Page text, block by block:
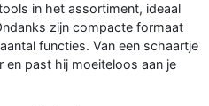
in het assortiment, ideaal
zijn compacte formaat
functies. Van een schaartje
en past hij moeiteloos aan je